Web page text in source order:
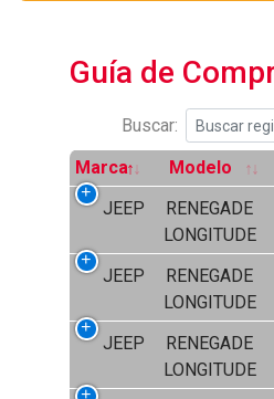
Guía de
Buscar:
Marca Modelo
JEEP
RENEGADE
LONGITUDE
JEEP
RENEGADE
LONGITUDE
JEEP
RENEGADE
LONGITUDE